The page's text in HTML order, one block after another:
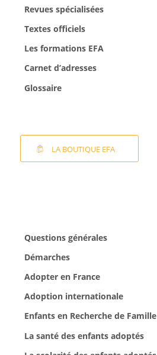
Revues spécialisées
Textes officiels
Les formations EFA
Carnet d’adresses
Glossaire
LA BOUTIQUE EFA
Questions générales
Démarches
Adopter en France
Adoption internationale
Enfants en Recherche de Famille
La santé des enfants adoptés